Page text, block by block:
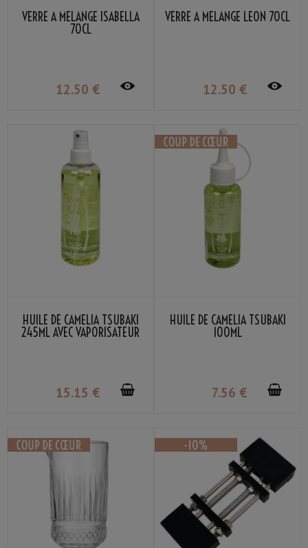
VERRE À MÉLANGE ISABELLA
70CL
12.50 €
VERRE À MÉLANGE LEON 70CL
12.50 €
HUILE DE CAMÉLIA TSUBAKI
245ML AVEC VAPORISATEUR
15.15 €
HUILE DE CAMÉLIA TSUBAKI
100ML
7.56 €